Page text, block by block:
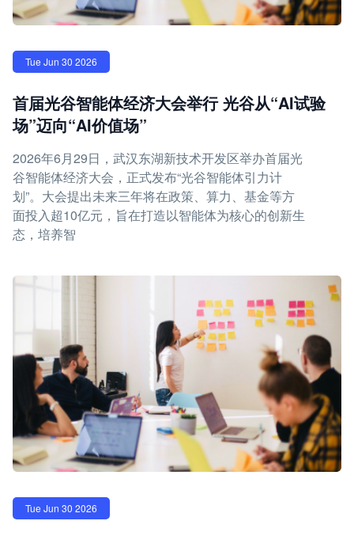
Tue Jun 30 2026
首届光谷智能体经济大会举行 光谷从“AI试验
场”迈向“AI价值场”
2026年6月29日，武汉东湖新技术开发区举办首届光
谷智能体经济大会，正式发布“光谷智能体引力计
划”。大会提出未来三年将在政策、算力、基金等方
面投入超10亿元，旨在打造以智能体为核心的创新生
态，培养智
Tue Jun 30 2026